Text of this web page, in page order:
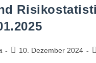
10. Dezember 2024